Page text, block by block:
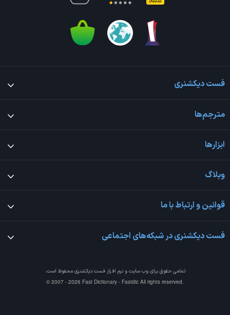
فست دیکشنری
مترجم‌ها
ابزارها
وبلاگ
قوانین و ارتباط با ما
فست دیکشنری در شبکه‌های اجتماعی
تمامی حقوق برای وب سایت و نرم افزارفست دیکشنری محفوظ است.
© 2007 - 2026 Fast Dictionary - Fastdic All rights reserved.